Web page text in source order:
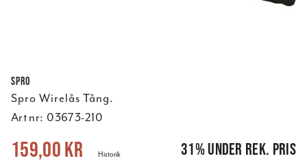
Spro
Spro Wirelås Tång.
Art nr: 03673-210
Nuvarande pris:159,00 kr 229,00 kr
159,00 kr Historik 31%under rek. pris